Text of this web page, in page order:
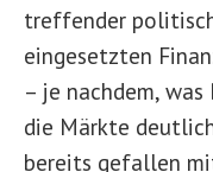
treffender
eingesetzten
– je nachdem,
die Märkte
bereits gefallen